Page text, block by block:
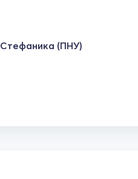
Стефаника (ПНУ)